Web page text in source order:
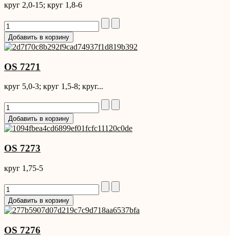
круг 2,0-15; круг 1,8-6
OS 7271
круг 5,0-3; круг 1,5-8; круг...
OS 7273
круг 1,75-5
OS 7276